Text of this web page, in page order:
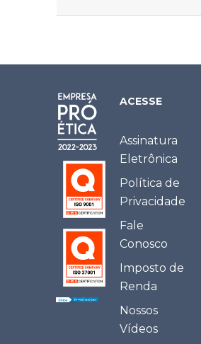
ACESSE
Assinatura
Eletrônica
Política de
Privacidade
Fale
Conosco
Imposto de
Renda
Nossos
Vídeos